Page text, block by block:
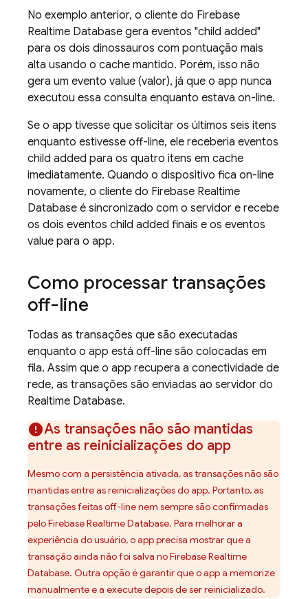
No exemplo anterior, o cliente do Firebase
Realtime Database gera eventos "child added"
para os dois dinossauros com pontuação mais
alta usando o cache mantido. Porém, isso não
gera um evento value (valor), já que o app nunca
executou essa consulta enquanto estava on-line.
Se o app tivesse que solicitar os últimos seis itens
enquanto estivesse off-line, ele receberia eventos
child added para os quatro itens em cache
imediatamente. Quando o dispositivo fica on-line
novamente, o cliente do Firebase Realtime
Database é sincronizado com o servidor e recebe
os dois eventos child added finais e os eventos
value para o app.
Como processar transações
off-line
Todas as transações que são executadas
enquanto o app está off-line são colocadas em
fila. Assim que o app recupera a conectividade de
rede, as transações são enviadas ao servidor do
Realtime Database.
As transações não são mantidas
entre as reinicializações do app
Mesmo com a persistência ativada, as transações não são
mantidas entre as reinicializações do app. Portanto, as
transações feitas off-line nem sempre são confirmadas
peloFirebase Realtime Database. Para melhorar a
experiência do usuário, o app precisa mostrar que a
transação ainda não foi salva noFirebase Realtime
Database. Outra opção é garantir que o app a memorize
manualmente e a execute depois de ser reinicializado.